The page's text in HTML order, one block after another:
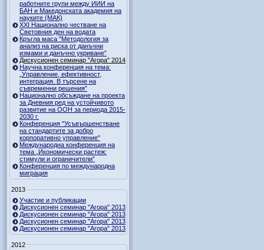
работните групи между ИИИ на
БАН и Македонската академия на
науките (МАК)
XXI Национално честване на
Световния ден на водата
Кръгла маса "Методология за
анализ на риска от данъчни
измами и данъчно укриване”
Дискусионен семинар "Агора" 2014
Научна конференция на тема:
„Управление, ефективност,
интеграция. В търсене на
съвременни решения”
Национално обсъждане на проекта
за Дневния ред на устойчивото
развитие на ООН за периода 2015-
2030 г.
Конференция "Усъвършенстване
на стандартите за добро
корпоративно управление"
Международна конференция на
тема „Икономически растеж:
стимули и ограничители”
Конференция по международна
миграция
2013
Участие и публикации
Дискусионен семинар "Агора" 2013
Дискусионен семинар "Агора" 2013
Дискусионен семинар "Агора" 2013
Дискусионен семинар "Агора" 2013
2012